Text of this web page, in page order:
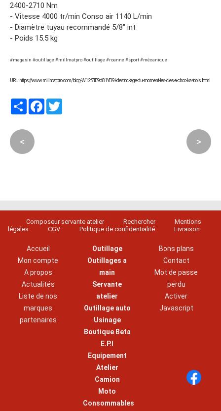
2400-2710 Nm
- Vitesse 4000 tr/min Conso air 1140 L/min
- Diamètre tuyau recommandé 5/8″ int
- Poids 15.5 kg
#magasin #outillage #millmatpro #outillage #roanne #sport #mécanique
URL : https://www.millmatpro.com/blog-W12t7lE9d81YB9l-destockage-du-moment-les-cles-a-choc-ks-tools.html
PartagerFacebook
< >
Composeur servante atelier Rechercher
Mentions
légales
CGV Politique de confidentialité Livraison
Accueil
Mon compte
A propos
Actualités
Liste de nos
marques
partenaires
Outillage
Outillages a
main
Servante
atelier
Outillage auto
Usinage
Boutique Beta
E.P.I
Equipement
Atelier
Camion
Moto
Consommables
Bons plans
Contact
Mot de passe
perdu
Activer
Javascript